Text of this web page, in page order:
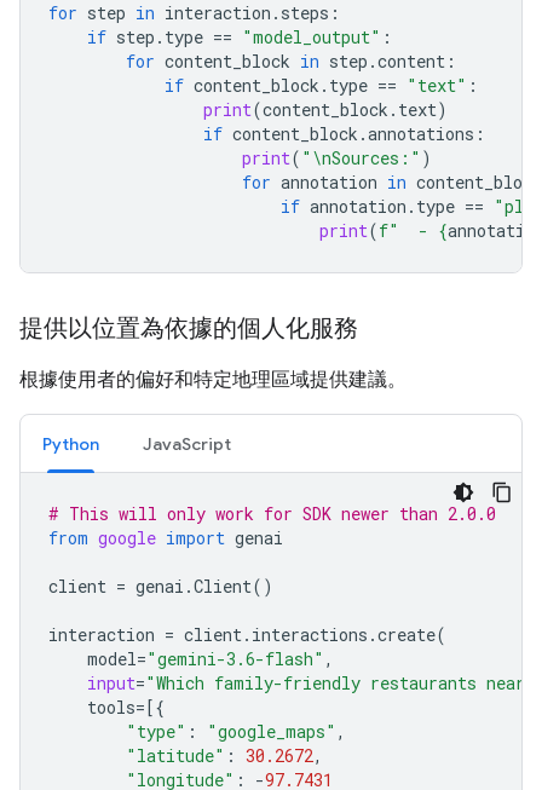
for step in interaction . steps :
if step . type == "model_output" :
for content_block in step .content :
if content_block . type == "text" :
print(content_block . text)
if content_block .annotations :
print( " \nSources:" )
for annotation in content_block
if annotation . type ==
print(f"  - {
提供以位置為依據的個人化服務
根據使用者的偏好和特定地理區域提供建議。
Python JavaScript
# This will only work for SDK newer than 2.0.0
from google import genai
client = genai .Client()
interaction = client. interactions .create(
model="gemini-3.6-flash" ,
input="Which family-friendly restaurants near
tools=[{
"type" : "google_maps" ,
"latitude" : 30.2672,
"longitude" : -97.7431